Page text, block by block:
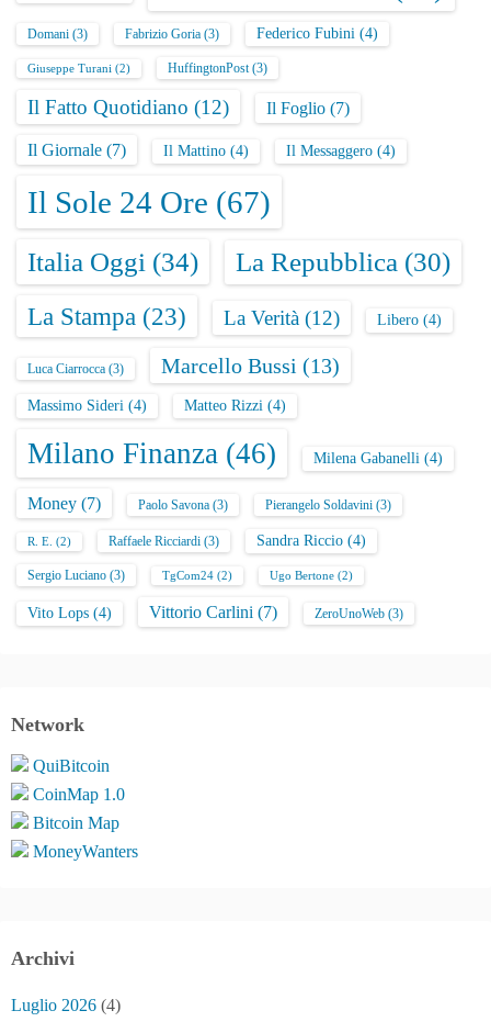
Domani (3) Fabrizio Goria (3) Federico Fubini (4)
Giuseppe Turani (2) HuffingtonPost (3)
Il Fatto Quotidiano (12) Il Foglio (7)
Il Giornale (7) Il Mattino (4) Il Messaggero (4)
Il Sole 24 Ore (67)
Italia Oggi (34) La Repubblica (30)
La Stampa (23) La Verità (12) Libero (4)
Luca Ciarrocca (3) Marcello Bussi (13)
Massimo Sideri (4) Matteo Rizzi (4)
Milano Finanza (46) Milena Gabanelli (4)
Money (7) Paolo Savona (3) Pierangelo Soldavini (3)
R. E. (2) Raffaele Ricciardi (3) Sandra Riccio (4)
Sergio Luciano (3) TgCom24 (2) Ugo Bertone (2)
Vito Lops (4) Vittorio Carlini (7) ZeroUnoWeb (3)
Network
QuiBitcoin
CoinMap 1.0
Bitcoin Map
MoneyWanters
Archivi
Luglio 2026 (4)